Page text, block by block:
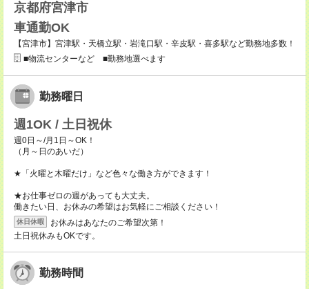
京都府宮津市
車通勤OK
【宮津市】宮津駅・天橋立駅・岩滝口駅・辛皮駅・喜多駅など勤務地多数！
■物流センターなど ■勤務地選べます
勤務曜日
週1OK / 土日祝休
週0日～/月1日～OK！
（月～日のあいだ）
★「火曜と木曜だけ」など色々な働き方ができます！
★お仕事ゼロの週があっても大丈夫。
働きたい日、お休みの希望はお気軽にご相談ください！
休日休暇
お休みはあなたのご希望次第！
土日祝休みもOKです。
勤務時間